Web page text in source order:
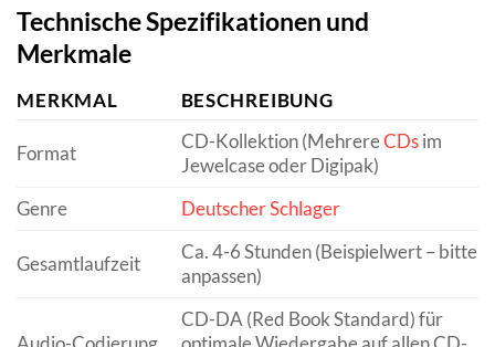
Technische Spezifikationen und
Merkmale
MERKMAL BESCHREIBUNG
Format
CD-Kollektion (MehrereCDsim
Jewelcase oder Digipak)
Genre
Deutscher Schlager
Gesamtlaufzeit
Ca. 4-6 Stunden (Beispielwert – bitte
anpassen)
CD-DA (Red Book Standard) für